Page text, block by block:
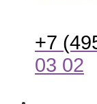
+7
03 02